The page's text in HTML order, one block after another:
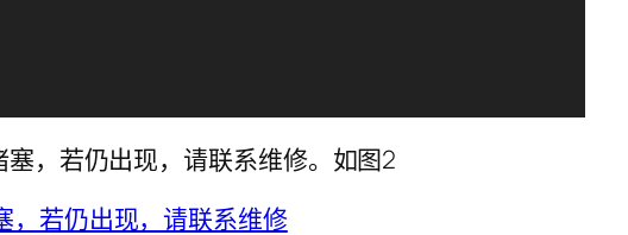
，若仍出现，请联系维修。如图2